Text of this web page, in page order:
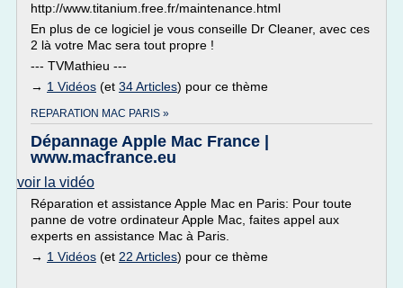
http://www.titanium.free.fr/maintenance.html
En plus de ce logiciel je vous conseille Dr Cleaner, avec ces
2 là votre Mac sera tout propre !
--- TVMathieu ---
→ 1 Vidéos (et 34 Articles) pour ce thème
REPARATION MAC PARIS »
Dépannage Apple Mac France |
www.macfrance.eu
voir la vidéo
Réparation et assistance Apple Mac en Paris: Pour toute
panne de votre ordinateur Apple Mac, faites appel aux
experts en assistance Mac à Paris.
→ 1 Vidéos (et 22 Articles) pour ce thème